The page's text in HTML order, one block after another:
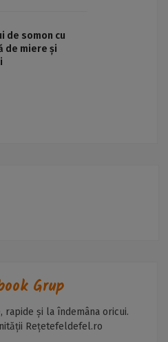
de somon cu
de miere și
Grup
și la îndemâna oricui.
Rețetefeldefel.ro